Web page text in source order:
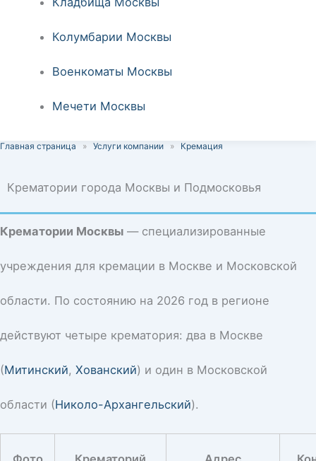
Колумбарии Москвы
Военкоматы Москвы
Мечети Москвы
Главная страница » Услуги компании » Кремация
Крематории города Москвы и Подмосковья
Крематории Москвы — специализированные
учреждения для кремации в Москве и Московской
области. По состоянию на 2026 год в регионе
действуют четыре крематория: два в Москве
(Митинский, Хованский) и один в Московской
области (Николо-Архангельский).